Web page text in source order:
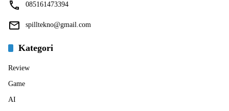
085161473394
spilltekno@gmail.com
Kategori
Review
Game
AI